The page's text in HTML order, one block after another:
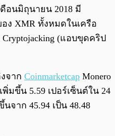
อนมิถุนายน 2018 มี
ง XMR ทั้งหมดในเครือ
(แอบขุดคริป
จาก Coinmarketcap Monero
มขึ้น 5.59 เปอร์เซ็นต์ใน 24
จาก 45.94 เป็น 48.48